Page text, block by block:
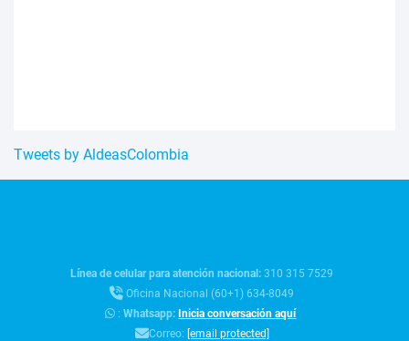
Tweets by AldeasColombia
Línea de celular para atención nacional:310 315 7529
Oficina Nacional (60+1) 634-8049
:Whatsapp:Inicia conversación aquí
Correo: [email protected]